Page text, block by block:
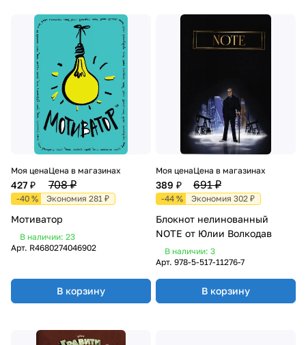
Моя цена
427 ₽
Цена в магазинах
708 ₽
-40 % Экономия 281 ₽
Мотиватор
В наличии: 23
Арт. R4680274046902
В корзину
Моя цена
389 ₽
Цена в магазинах
691 ₽
-44 % Экономия 302 ₽
Блокнот нелинованный
NOTE от Юлии Волкодав
В наличии: 3
Арт. 978-5-517-11276-7
В корзину